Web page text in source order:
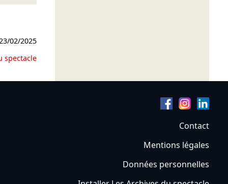
02/2025
spectacle
Contact
Mentions légales
Données personnelles